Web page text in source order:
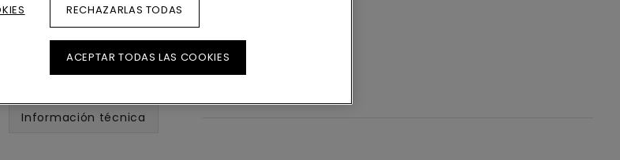
Información técnica
RECHAZARLAS TODAS
ACEPTAR TODAS LAS COOKIES